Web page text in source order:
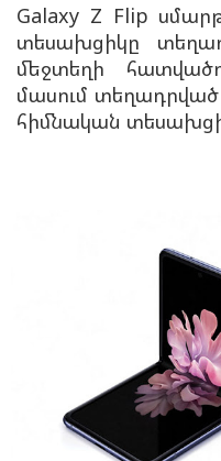
Galaxy Z Flip
տեսախցիկը
մեջտեղի
մասում տեղադրված
հիմնական